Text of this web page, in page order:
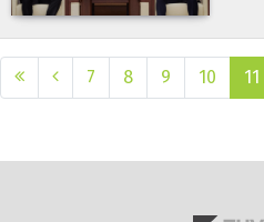
7 8 9 10 11